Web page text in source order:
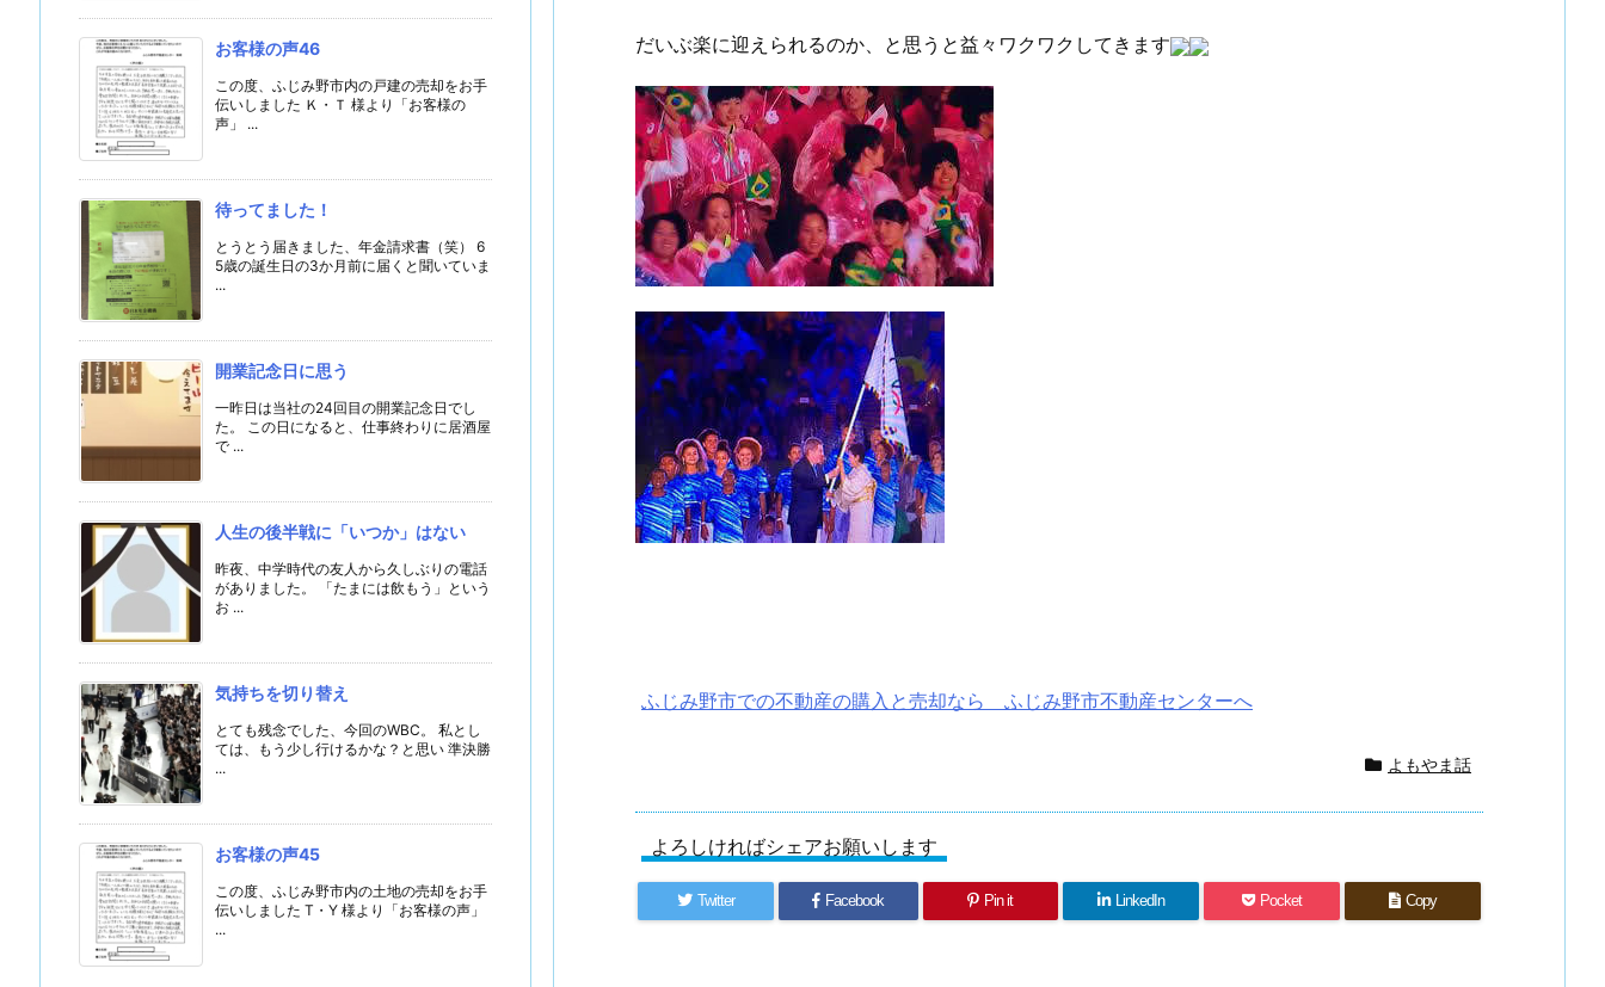
だいぶ楽に迎えられるのか、と思うと益々ワクワクしてきます
ふじみ野市での不動産の購入と売却なら ふじみ野市不動産センターへ
よもやま話
よろしければシェアお願いします
Twitter Facebook Pin it LinkedIn Pocket Copy
お客様の声46
この度、ふじみ野市内の戸建の売却をお手
伝いしました Ｋ・Ｔ 様より「お客様の
声」 ...
待ってました！
とうとう届きました、年金請求書（笑） 6
5歳の誕生日の3か月前に届くと聞いていま
...
開業記念日に思う
一昨日は当社の24回目の開業記念日でし
た。 この日になると、仕事終わりに居酒屋
で ...
人生の後半戦に「いつか」はない
昨夜、中学時代の友人から久しぶりの電話
がありました。 「たまには飲もう」という
お ...
気持ちを切り替え
とても残念でした、今回のWBC。 私とし
ては、もう少し行けるかな？と思い 準決勝
...
お客様の声45
この度、ふじみ野市内の土地の売却をお手
伝いしました T・Y 様より「お客様の声」
...